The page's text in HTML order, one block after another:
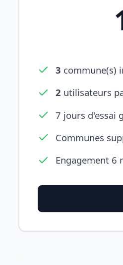
3 commune(s)
2 utilisateurs
7 jours d'essai
Communes
Engagement 6